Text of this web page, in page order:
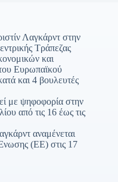
Λαγκάρντ στην
Τράπεζας
και
Ευρωπαϊκού
και 4 βουλευτές
με ψηφοφορία στην
από τις 16 έως τις
αναμένεται
(ΕΕ) στις 17